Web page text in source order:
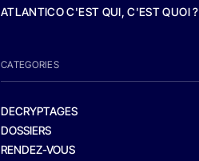
ATLANTICO C'EST QUI, C'EST QUOI ?
CATEGORIES
DECRYPTAGES
DOSSIERS
RENDEZ-VOUS